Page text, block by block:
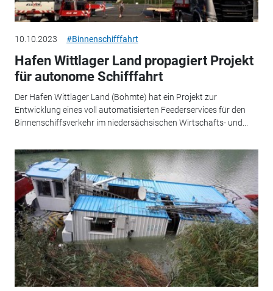
10.10.2023 #Binnenschifffahrt
Hafen Wittlager Land propagiert Projekt
für autonome Schifffahrt
Der Hafen Wittlager Land (Bohmte) hat ein Projekt zur
Entwicklung eines voll automatisierten Feederservices für den
Binnenschiffsverkehr im niedersächsischen Wirtschafts- und...